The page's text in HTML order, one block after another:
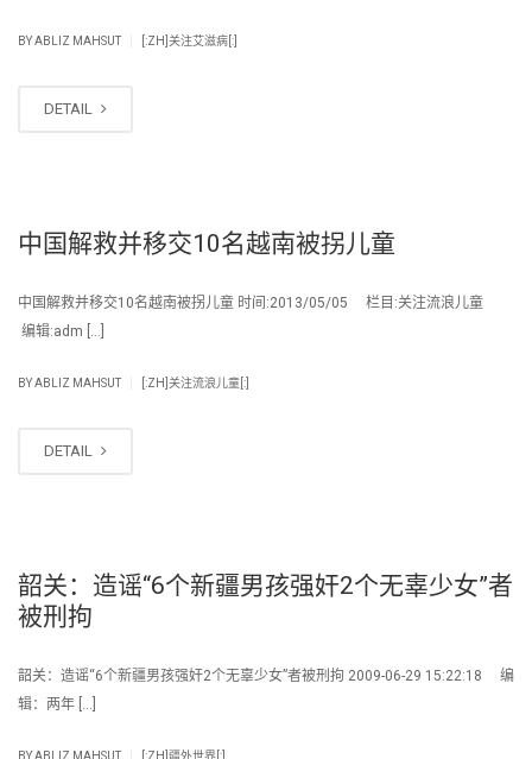
BYABLIZ MAHSUT [:ZH]关注艾滋病[:]
DETAIL
中国解救并移交10名越南被拐儿童
中国解救并移交10名越南被拐儿童 时间:2013/05/05 栏目:关注流浪儿童
编辑:adm […]
BYABLIZ MAHSUT [:ZH]关注流浪儿童[:]
DETAIL
韶关：造谣“6个新疆男孩强奸2个无辜少女”者
被刑拘
韶关：造谣“6个新疆男孩强奸2个无辜少女”者被刑拘 2009-06-29 15:22:18 编
辑：两年 […]